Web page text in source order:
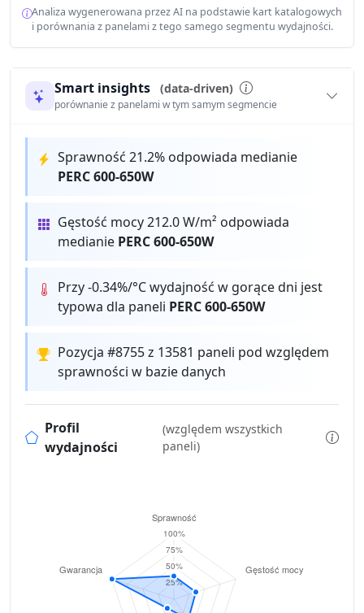
Analiza wygenerowana przez AI na podstawie kart katalogowych
i porównania z panelami z tego samego segmentu wydajności.
Smart insights (data-driven)
porównanie z panelami w tym samym segmencie
Sprawność 21.2% odpowiada medianie
PERC 600-650W
Gęstość mocy 212.0 W/m² odpowiada
medianie PERC 600-650W
Przy -0.34%/°C wydajność w gorące dni jest
typowa dla paneli PERC 600-650W
Pozycja #8755 z 13581 paneli pod względem
sprawności w bazie danych
Profil
wydajności
(względem wszystkich
paneli)